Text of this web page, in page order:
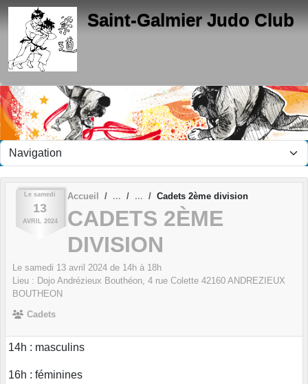
Saint-Galmier Judo Club
Le samedi
13
AVRIL 2024
Accueil Cadets 2ème division
CADETS 2ÈME
DIVISION
Le samedi 13 avril 2024 de 14h à 18h
Lieu : Dojo Andrézieux Bouthéon, 4 rue Colette 42160 ANDREZIEUX
BOUTHEON
Cadets
14h : masculins
16h : féminines
Panneau de gestion des cookies